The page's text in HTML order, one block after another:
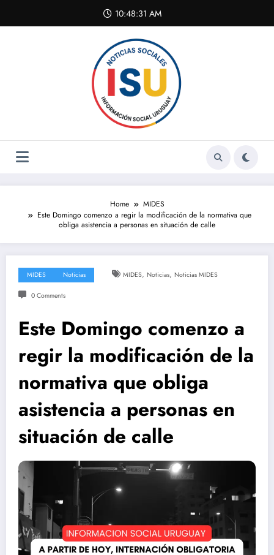
content
10:48:31 AM
Home
MIDES
Este Domingo comenzo a regir la modificación de la normativa que
obliga asistencia a personas en situación de calle
MIDES Noticias MIDES, Noticias, Noticias MIDES
0 Comments
Este Domingo comenzo a
regir la modificación de la
normativa que obliga
asistencia a personas en
situación de calle